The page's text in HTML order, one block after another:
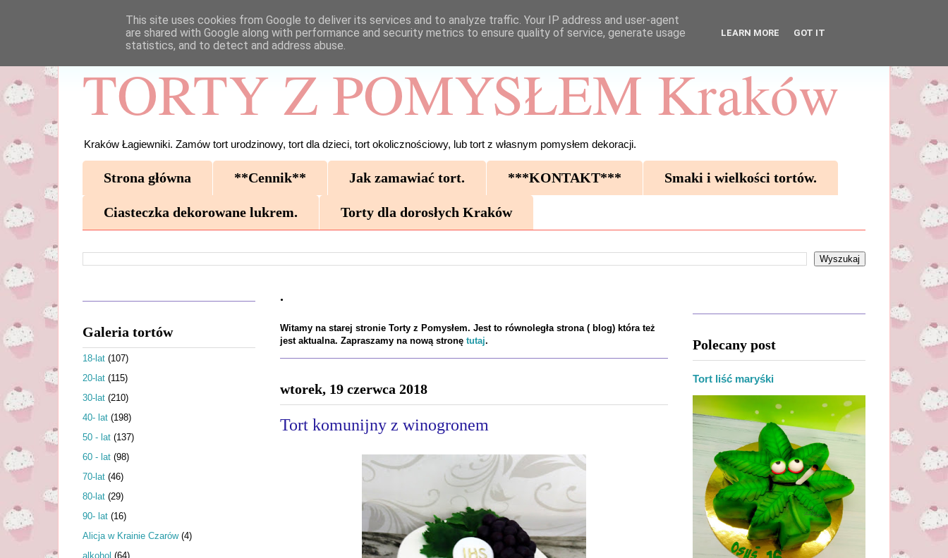
TORTY Z POMYSŁEM Kraków
Kraków Łagiewniki. Zamów tort urodzinowy, tort dla dzieci, tort okolicznościowy, lub tort z własnym pomysłem dekoracji.
Strona główna **Cennik** Jak zamawiać tort. ***KONTAKT*** Smaki i wielkości tortów.
Ciasteczka dekorowane lukrem. Torty dla dorosłych Kraków
.
Witamy na starej stronie Torty z Pomysłem. Jest to równoległa strona ( blog) która też
jest aktualna. Zapraszamy na nową stronę tutaj.
wtorek, 19 czerwca 2018
Tort komunijny z winogronem
Galeria tortów
18-lat (107)
20-lat (115)
30-lat (210)
40- lat (198)
50 - lat (137)
60 - lat (98)
70-lat (46)
80-lat (29)
90- lat (16)
Alicja w Krainie Czarów (4)
alkohol (64)
Polecany post
Tort liść maryśki
This site uses cookies from Google to deliver its services and to analyze traffic. Your IP address and user-agent
are shared with Google along with performance and security metrics to ensure quality of service, generate usage
statistics, and to detect and address abuse.
LEARN MORE GOT IT